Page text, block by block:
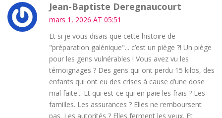
Jean-Baptiste Deregnaucourt
mars 1, 2026 AT 05:51
Et si je vous disais que cette histoire de
"préparation galénique"... c’est un piège ?! Un piège
pour les gens vulnérables ! Vous avez vu les
témoignages ? Des gens qui ont perdu 15 kilos, des
enfants qui ont eu des crises à cause d’une dose
mal faite... Et qui est-ce qui en paie les frais ? Les
familles. Les assurances ? Elles ne remboursent
pas. Les autorités ? Elles ferment les yeux. Et